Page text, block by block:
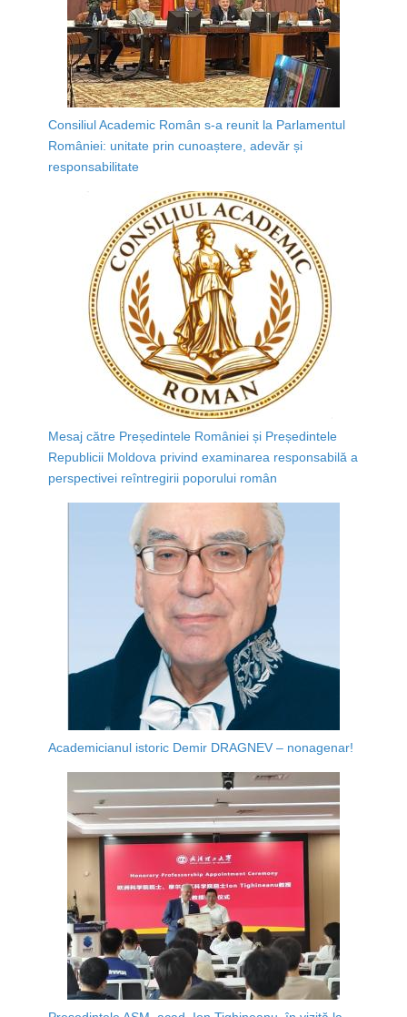
Consiliul Academic Român s-a reunit la Parlamentul
României: unitate prin cunoaștere, adevăr și
responsabilitate
Mesaj către Președintele României și Președintele
Republicii Moldova privind examinarea responsabilă a
perspectivei reîntregirii poporului român
Academicianul istoric Demir DRAGNEV – nonagenar!